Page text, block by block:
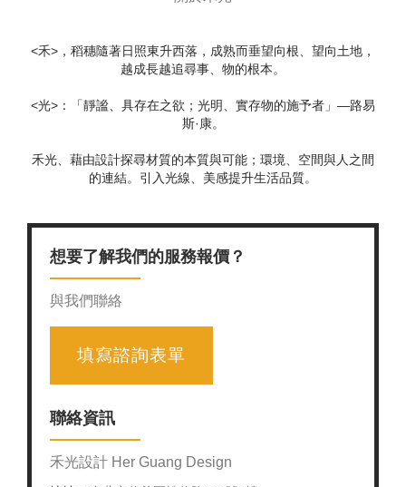
<禾>，稻穗隨著日照東升西落，成熟而垂望向根、望向土地，
越成長越追尋事、物的根本。
<光>：「靜謐、具存在之欲；光明、實存物的施予者」—路易
斯·康。
禾光、藉由設計探尋材質的本質與可能；環境、空間與人之間
的連結。引入光線、美感提升生活品質。
想要了解我們的服務報價？
與我們聯絡
填寫諮詢表單
聯絡資訊
禾光設計 Her Guang Design